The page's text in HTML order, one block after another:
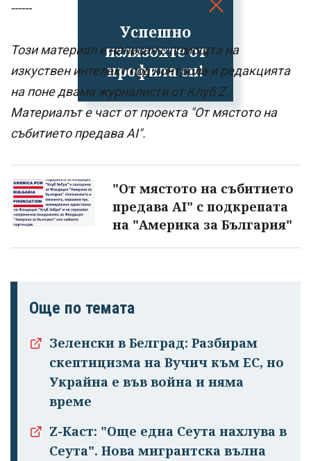
Успешно
излязохте от
профила си!
------
Този материал е написан с помощта на
изкуствен интелект под контрола и редакцията
на поне двама журналисти от Клуб Z.
Материалът е част от проекта "От мястото на
събитието предава AI".
"От мястото на събитието
предава AI" с подкрепата
на "Америка за България"
Още по темата
Зеленски в Белград: Разбирам
скептицизма на Вучич към ЕС, но
Украйна е във война и няма
време
Z-Каст: "Още една Сеута нахлува в
Сеута". Нова мигрантска вълна